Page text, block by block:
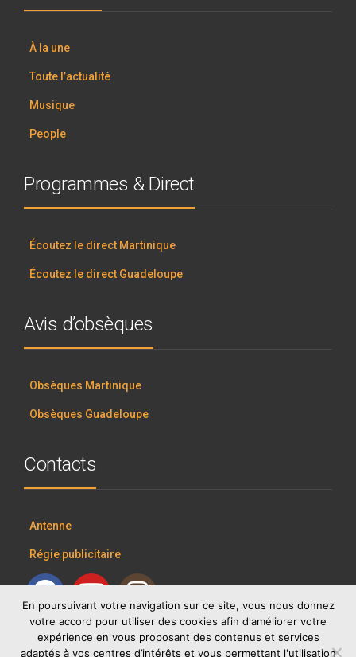
À la une
Toute l’actualité
Musique
People
Programmes & Direct
Écoutez le direct Martinique
Écoutez le direct Guadeloupe
Avis d’obsèques
Obsèques Martinique
Obsèques Guadeloupe
Contacts
Antenne
Régie publicitaire
En poursuivant votre navigation sur ce site, vous nous donnez
votre accord pour utiliser des cookies afin d'améliorer votre
expérience en vous proposant des contenus et services
adaptés à vos centres d’intérêts et vous permettant l'utilisation